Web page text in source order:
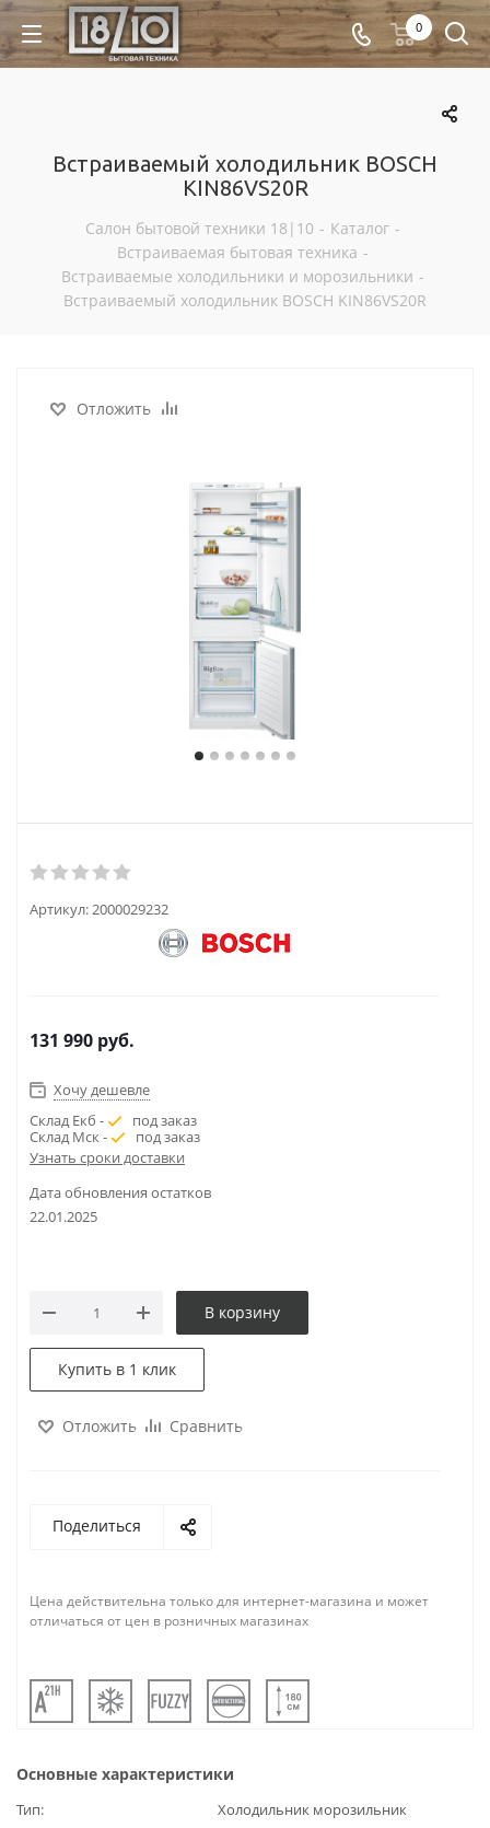
0
Встраиваемый холодильник BOSCH
KIN86VS20R
Салон бытовой техники 18|10 - Каталог -
Встраиваемая бытовая техника -
Встраиваемые холодильники и морозильники -
Встраиваемый холодильник BOSCH KIN86VS20R
Отложить
Артикул:2000029232
131 990 руб.
Хочу дешевле
Склад Екб -
под заказ
Склад Мск -
под заказ
Узнать сроки доставки
Дата обновления остатков
22.01.2025
В корзину
Купить в 1 клик
Отложить Сравнить
Поделиться
Цена действительна только для интернет-магазина и может
отличаться от цен в розничных магазинах
Основные характеристики
Тип
Холодильник морозильник